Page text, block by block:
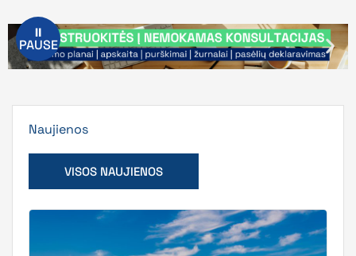
⏸
PAUSE
Naujienos
VISOS NAUJIENOS